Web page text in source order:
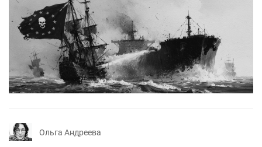
Ольга Андреева